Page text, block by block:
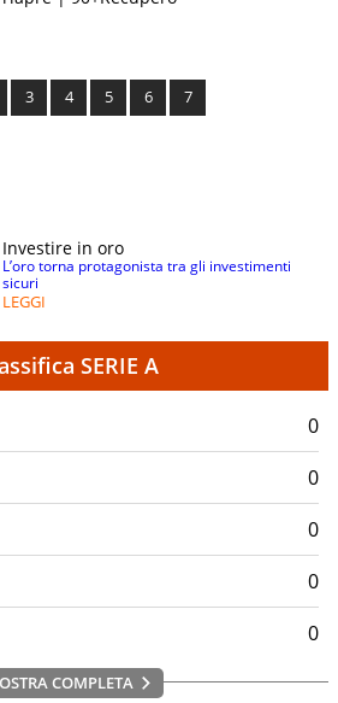
3 4 5 6 7
Investire in oro
L’oro torna protagonista tra gli investimenti
sicuri
LEGGI
SERIE A
0
0
0
0
0
COMPLETA